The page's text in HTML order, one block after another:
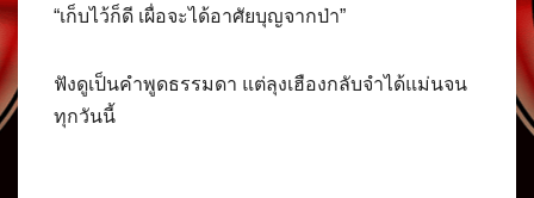
“เก็บไว้ก็ดี เผื่อจะได้อาศัยบุญจากป่า”
ฟังดูเป็นคำพูดธรรมดา แต่ลุงเฮืองกลับจำได้แม่นจน
ทุกวันนี้